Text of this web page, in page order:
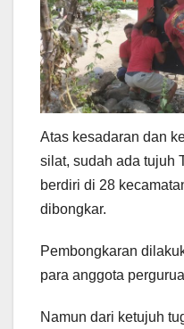
Atas kesadaran dan
silat, sudah ada tujuh
berdiri di 28
dibongkar.
Pembongkaran
para anggota
Namun dari ketujuh